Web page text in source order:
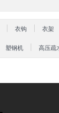
衣钩 衣架
塑钢机 高压疏